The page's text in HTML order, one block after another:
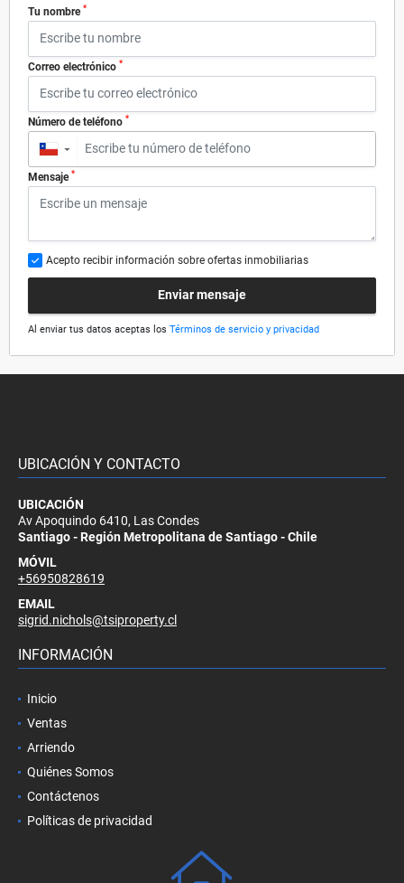
Tu nombre *
Correo electrónico *
Número de teléfono *
▼
Mensaje *
Acepto recibir información sobre ofertas inmobiliarias
Enviar mensaje
Al enviar tus datos aceptas los Términos de servicio y privacidad
UBICACIÓN Y CONTACTO
UBICACIÓN
Av Apoquindo 6410, Las Condes
Santiago - Región Metropolitana de Santiago - Chile
MÓVIL
+56950828619
EMAIL
sigrid.nichols@tsiproperty.cl
INFORMACIÓN
Inicio
Ventas
Arriendo
Quiénes Somos
Contáctenos
Políticas de privacidad